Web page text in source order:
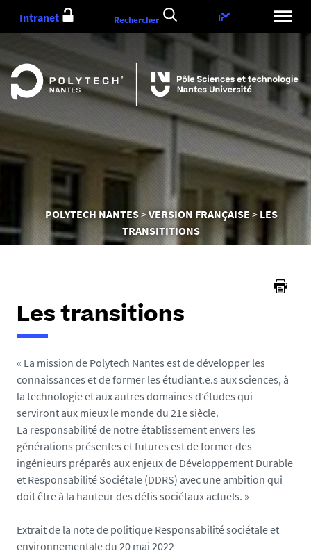
Aller
au
contenu
Vous
êtes
ici :
POLYTECH NANTES VERSION FRANÇAISE
LES
TRANSITITIONS
Intranet Rechercher
Choix
langue
fr
Les transitions
« La mission de Polytech Nantes est de développer les
connaissances et de former les étudiant.e.s aux sciences, à
la technologie et aux autres domaines d’études qui
serviront aux mieux le monde du 21e siècle.
La responsabilité de notre établissement envers les
générations présentes et futures est de former des
ingénieurs préparés aux enjeux de Développement Durable
et Responsabilité Sociétale (DDRS) avec une ambition qui
doit être à la hauteur des défis sociétaux actuels. »
Extrait de la note de politique Responsabilité sociétale et
environnementale du 20 mai 2022